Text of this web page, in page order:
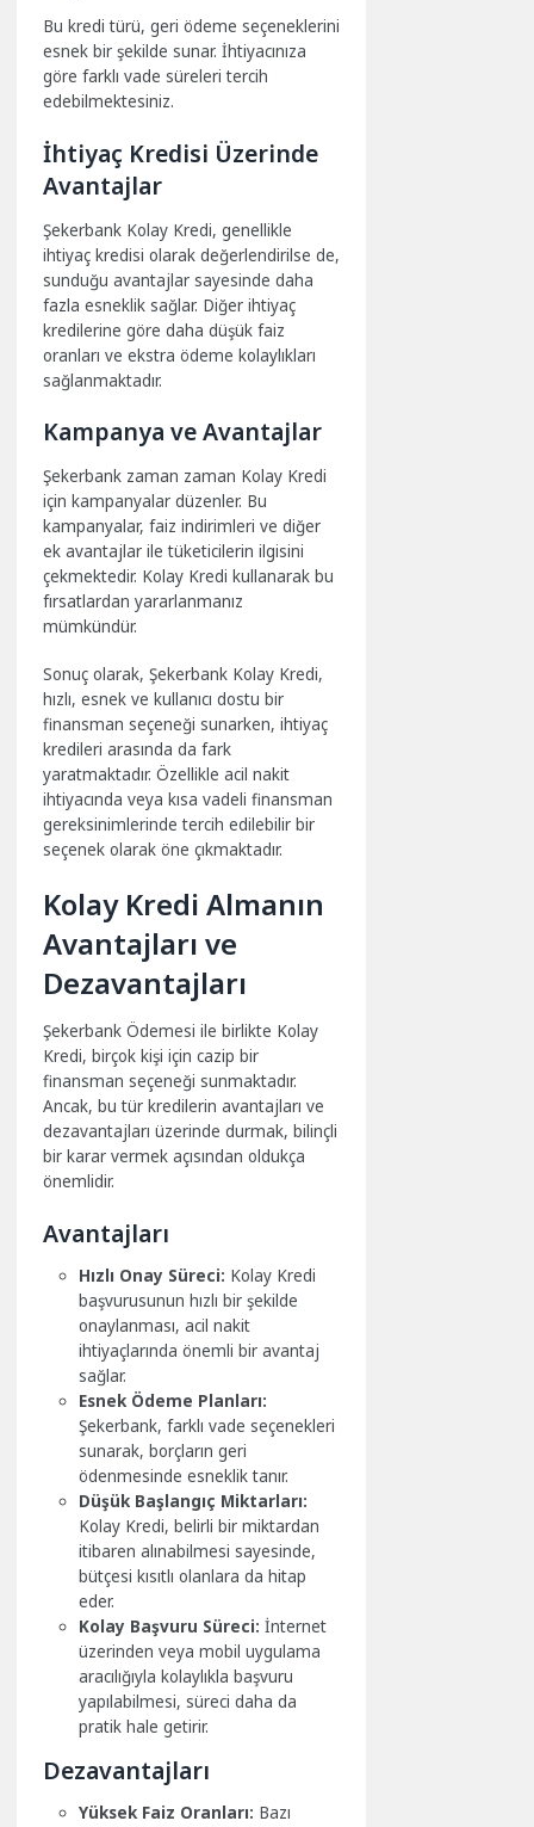
Bu kredi türü, geri ödeme seçeneklerini
esnek bir şekilde sunar. İhtiyacınıza
göre farklı vade süreleri tercih
edebilmektesiniz.
İhtiyaç Kredisi Üzerinde
Avantajlar
Şekerbank Kolay Kredi, genellikle
ihtiyaç kredisi olarak değerlendirilse de,
sunduğu avantajlar sayesinde daha
fazla esneklik sağlar. Diğer ihtiyaç
kredilerine göre daha düşük faiz
oranları ve ekstra ödeme kolaylıkları
sağlanmaktadır.
Kampanya ve Avantajlar
Şekerbank zaman zaman Kolay Kredi
için kampanyalar düzenler. Bu
kampanyalar, faiz indirimleri ve diğer
ek avantajlar ile tüketicilerin ilgisini
çekmektedir. Kolay Kredi kullanarak bu
fırsatlardan yararlanmanız
mümkündür.
Sonuç olarak, Şekerbank Kolay Kredi,
hızlı, esnek ve kullanıcı dostu bir
finansman seçeneği sunarken, ihtiyaç
kredileri arasında da fark
yaratmaktadır. Özellikle acil nakit
ihtiyacında veya kısa vadeli finansman
gereksinimlerinde tercih edilebilir bir
seçenek olarak öne çıkmaktadır.
Kolay Kredi Almanın
Avantajları ve
Dezavantajları
Şekerbank Ödemesi ile birlikte Kolay
Kredi, birçok kişi için cazip bir
finansman seçeneği sunmaktadır.
Ancak, bu tür kredilerin avantajları ve
dezavantajları üzerinde durmak, bilinçli
bir karar vermek açısından oldukça
önemlidir.
Avantajları
Hızlı Onay Süreci: Kolay Kredi
başvurusunun hızlı bir şekilde
onaylanması, acil nakit
ihtiyaçlarında önemli bir avantaj
sağlar.
Esnek Ödeme Planları:
Şekerbank, farklı vade seçenekleri
sunarak, borçların geri
ödenmesinde esneklik tanır.
Düşük Başlangıç Miktarları:
Kolay Kredi, belirli bir miktardan
itibaren alınabilmesi sayesinde,
bütçesi kısıtlı olanlara da hitap
eder.
Kolay Başvuru Süreci: İnternet
üzerinden veya mobil uygulama
aracılığıyla kolaylıkla başvuru
yapılabilmesi, süreci daha da
pratik hale getirir.
Dezavantajları
Yüksek Faiz Oranları: Bazı